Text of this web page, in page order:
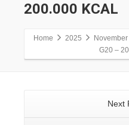
200.000 KCAL
Home 2025 November
G20 –
Next